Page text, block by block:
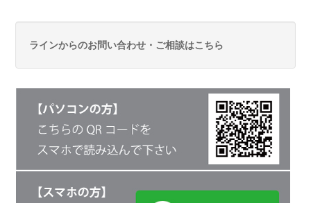
ラインからのお問い合わせ・ご相談はこちら